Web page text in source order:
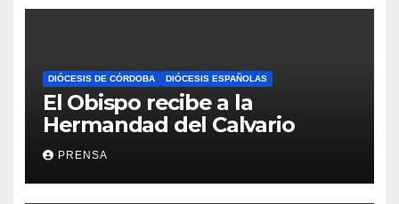
DIÓCESIS DE CÓRDOBA DIÓCESIS ESPAÑOLAS
El Obispo recibe a la
Hermandad del Calvario
PRENSA